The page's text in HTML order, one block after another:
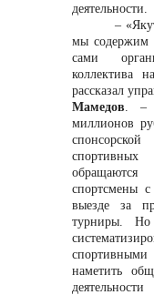
+7 (423)
деятельности.
–
мы содержим
сами
коллектива
рассказал
Мамедов. –
миллионов
спортсмены с
выезде за
турниры. Но
наметить